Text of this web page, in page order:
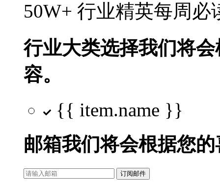
50W+ 行业精英每周
行业大类选择我们将
容。
{{ item.name }}
邮箱我们将会根据您
订阅邮件